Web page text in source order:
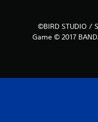
©BIRD STUDIO /
Game © 2017